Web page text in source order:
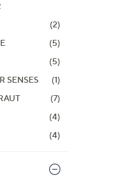
(2)
(5)
(5)
SENSES
(1)
(7)
(4)
(4)